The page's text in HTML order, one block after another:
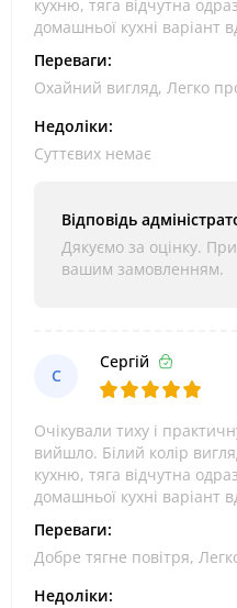
кухню, тяга відчутна
домашньої кухні варіант
Переваги:
Охайний вигляд, Легко
Недоліки:
Суттєвих немає
Відповідь
Дякуємо за оцінку.
вашим замовленням.
С
Сергій
Очікували тиху і
вийшло. Білий колір
кухню, тяга відчутна
домашньої кухні варіант
Переваги:
Добре тягне повітря,
Недоліки: